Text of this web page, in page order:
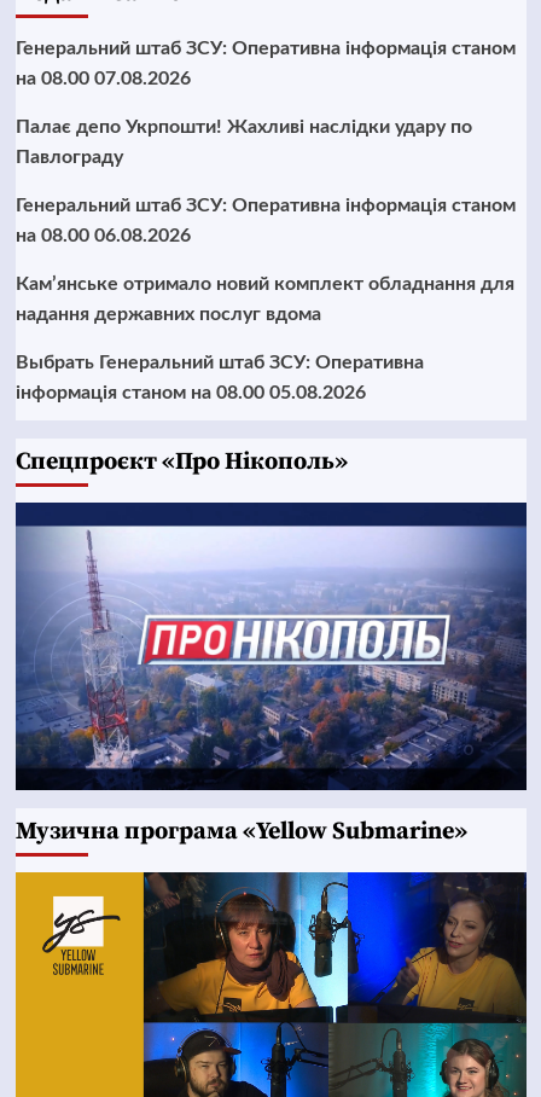
Генеральний штаб ЗСУ: Оперативна інформація станом
на 08.00 07.08.2026
Палає депо Укрпошти! Жахливі наслідки удару по
Павлограду
Генеральний штаб ЗСУ: Оперативна інформація станом
на 08.00 06.08.2026
Кам’янське отримало новий комплект обладнання для
надання державних послуг вдома
Выбрать Генеральний штаб ЗСУ: Оперативна
інформація станом на 08.00 05.08.2026
Cпецпроєкт «Про Нікополь»
Музична програма «Yellow Submarine»